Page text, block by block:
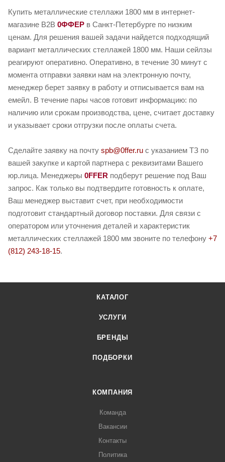
Купить металлические стеллажи 1800 мм в интернет-
магазине B2B 0ФФЕР в Санкт-Петербурге по низким
ценам. Для решения вашей задачи найдется подходящий
вариант металлических стеллажей 1800 мм. Наши сейлзы
реагируют оперативно. Оперативно, в течение 30 минут с
момента отправки заявки нам на электронную почту,
менеджер берет заявку в работу и отписывается вам на
емейл. В течение пары часов готовит информацию: по
наличию или срокам производства, цене, считает доставку
и указывает сроки отгрузки после оплаты счета.
Сделайте заявку на почту spb@0ffer.ru с указанием ТЗ по
вашей закупке и картой партнера с реквизитами Вашего
юр.лица. Менеджеры 0FFER подберут решение под Ваш
запрос. Как только вы подтвердите готовность к оплате,
Ваш менеджер выставит счет, при необходимости
подготовит стандартный договор поставки. Для связи с
оператором или уточнения деталей и характеристик
металлических стеллажей 1800 мм звоните по телефону +7
(812) 243-18-15.
КАТАЛОГ
УСЛУГИ
БРЕНДЫ
ПОДБОРКИ
КОМПАНИЯ
Команда
Вакансии
Контакты
Политика